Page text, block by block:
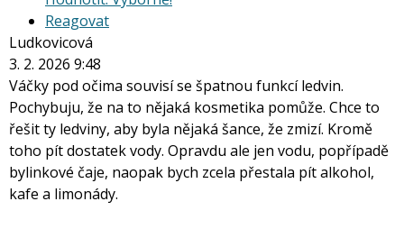
Reagovat
Ludkovicová
3. 2. 2026 9:48
Váčky pod očima souvisí se špatnou funkcí ledvin.
Pochybuju, že na to nějaká kosmetika pomůže. Chce to
řešit ty ledviny, aby byla nějaká šance, že zmizí. Kromě
toho pít dostatek vody. Opravdu ale jen vodu, popřípadě
bylinkové čaje, naopak bych zcela přestala pít alkohol,
kafe a limonády.